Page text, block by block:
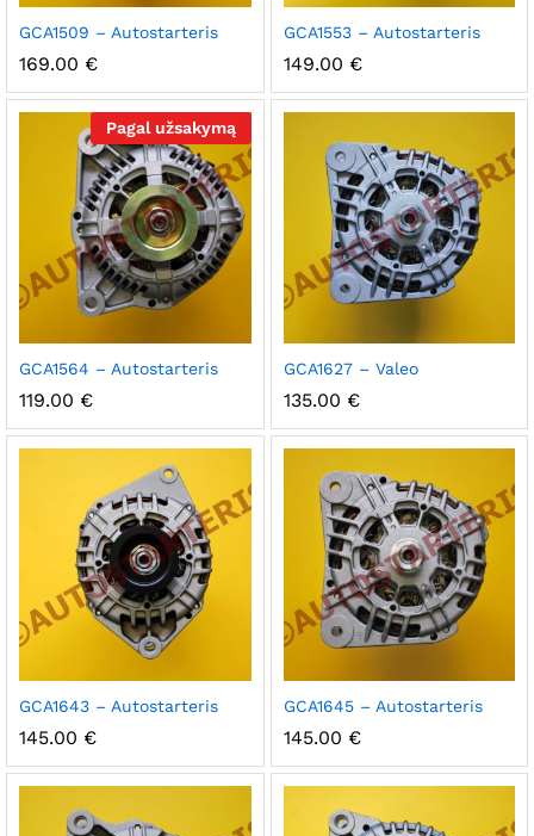
GCA1509 – Autostarteris
169.00 €
GCA1553 – Autostarteris
149.00 €
Pagal užsakymą
GCA1564 – Autostarteris
119.00 €
GCA1627 – Valeo
135.00 €
GCA1643 – Autostarteris
145.00 €
GCA1645 – Autostarteris
145.00 €